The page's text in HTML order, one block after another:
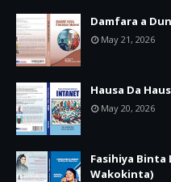
Damfara a
May 21, 2026
Hausa Da
May 20, 2026
Fasihiya Binta
Wakokinta)